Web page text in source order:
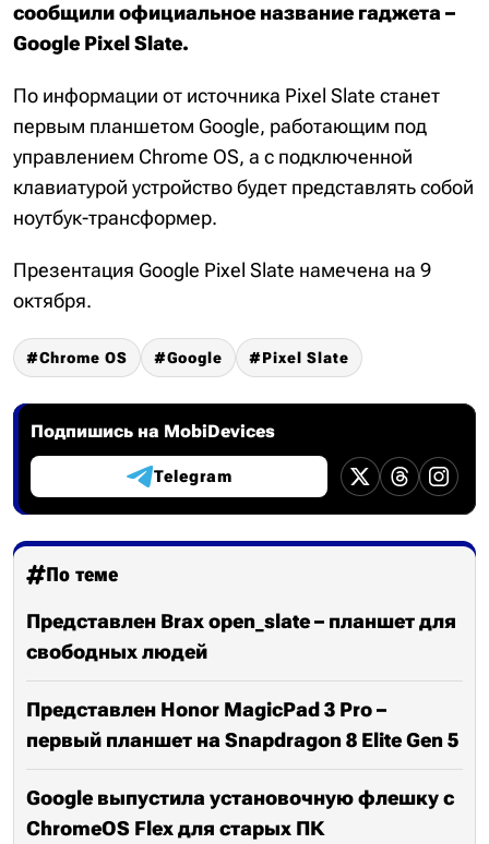
сообщили официальное название гаджета –
Google Pixel Slate.
По информации от источника Pixel Slate станет
первым планшетом Google, работающим под
управлением Chrome OS, а с подключенной
клавиатурой устройство будет представлять собой
ноутбук-трансформер.
Презентация Google Pixel Slate намечена на 9
октября.
Chrome OS Google Pixel Slate
Подпишись на MobiDevices
Telegram
По теме
Представлен Brax open_slate – планшет для
свободных людей
Представлен Honor MagicPad 3 Pro –
первый планшет на Snapdragon 8 Elite Gen 5
Google выпустила установочную флешку с
ChromeOS Flex для старых ПК